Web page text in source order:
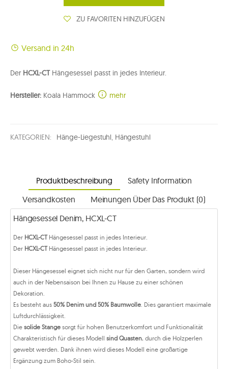
ZU FAVORITEN HINZUFÜGEN
Versand in 24h
Der HCXL-CTHängesessel passt in jedes Interieur.
Hersteller: Koala Hammock mehr
KATEGORIEN: Hänge-Liegestuhl, Hängestuhl
Produktbeschreibung
Safety Information
Versandkosten
Meinungen Über Das Produkt (0)
Hängesessel Denim, HCXL-CT
Der HCXL-CTHängesessel passt in jedes Interieur.
Der HCXL-CT Hängesessel passt in jedes Interieur.
Dieser Hängesessel eignet sich nicht nur für den Garten, sondern wird
auch in der Nebensaison bei Ihnen zu Hause zu einer schönen
Dekoration.
Es besteht aus 50% Denim und 50% Baumwolle. Dies garantiert maximale
Luftdurchlässigkeit.
Die solide Stange sorgt für hohen Benutzerkomfort und Funktionalität
Charakteristisch für dieses Modell sind Quasten, durch die Holzperlen
gewebt werden. Dank ihnen wird dieses Modell eine großartige
Ergänzung zum Boho-Stil sein.